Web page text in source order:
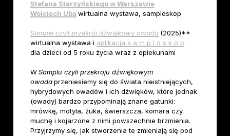
Stefana Starzyńskiego w Warszawie
Wojciech Uba wirtualna wystawa, samploskop
Sampel czyli przekrój dźwiękowy owada (2025)**
wirtualna wystawa i aplikacja s a m p l o s k o p
dla dzieci od 5 roku życia wraz z opiekunami
W Samplu czyli przekroju dźwiękowym
owada przeniesiemy się do świata nieistniejących,
hybrydowych owadów i ich dźwięków, które jednak
(owady) bardzo przypominają znane gatunki:
mrówkę, motyla, żuka, świerszcza, komara czy
muchę i kojarzone z nimi powszechnie brzmienia.
Przyjrzymy się, jak stworzenia te zmieniają się pod